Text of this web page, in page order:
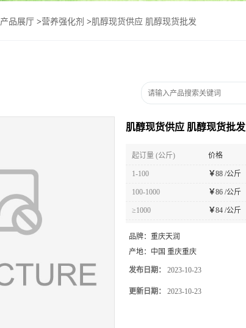
产品展厅 >营养强化剂 >肌醇现货供应 肌醇现货批发
肌醇现货供应 肌醇现货批发
起订量 (公斤) 价格
1-100 ￥88 /公斤
100-1000 ￥86 /公斤
≥1000 ￥84 /公斤
品牌： 重庆天润
产地： 中国 重庆重庆
发布日期： 2023-10-23
更新日期： 2023-10-23